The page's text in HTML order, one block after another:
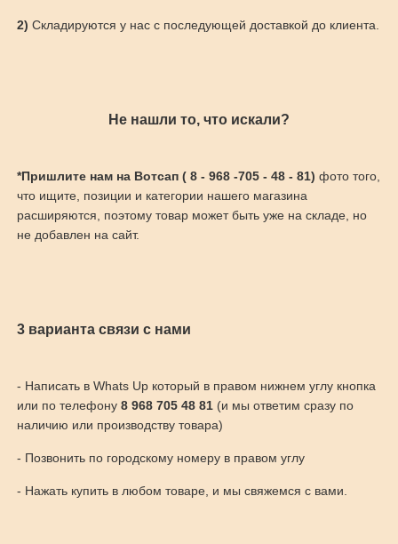
2) Складируются у нас с последующей доставкой до клиента.
Не нашли то, что искали?
*Пришлите нам на Вотсап ( 8 - 968 -705 - 48 - 81) фото того,
что ищите, позиции и категории нашего магазина
расширяются, поэтому товар может быть уже на складе, но
не добавлен на сайт.
3 варианта связи с нами
- Написать в Whats Up который в правом нижнем углу кнопка
или по телефону 8 968 705 48 81(и мы ответим сразу по
наличию или производству товара)
- Позвонить по городскому номеру в правом углу
- Нажать купить в любом товаре, и мы свяжемся с вами.